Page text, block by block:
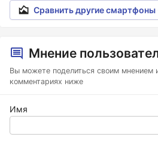
Сравнить другие смартфоны
Мнение
Вы можете поделиться своим мнением
комментариях ниже
Имя